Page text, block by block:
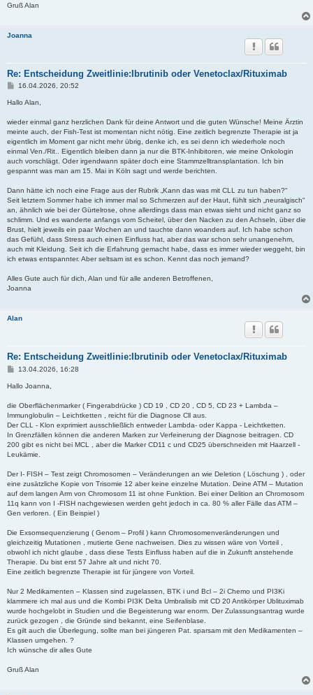
Gruß Alan
Joanna
Re: Entscheidung Zweitlinie:Ibrutinib oder Venetoclax/Rituximab
B
i
g
16.04.2026, 20:52
Hallo Alan,
wieder einmal ganz herzlichen Dank für deine Antwort und die guten Wünsche! Meine Ärztin
meinte auch, der Fish-Test ist momentan nicht nötig. Eine zeitlich begrenzte Therapie ist ja
eigentlich im Moment gar nicht mehr übrig, denke ich, es sei denn ich wiederhole noch
einmal Ven./Rit.. Eigentlich bleiben dann ja nur die BTK-Inhibitoren, wie meine Onkologin
auch vorschlägt. Oder irgendwann später doch eine Stammzelltransplantation. Ich bin
gespannt was man am 15. Mai in Köln sagt und werde berichten.
Dann hätte ich noch eine Frage aus der Rubrik „Kann das was mit CLL zu tun haben?“
Seit letztem Sommer habe ich immer mal so Schmerzen auf der Haut, fühlt sich „neuralgisch“
an, ähnlich wie bei der Gürtelrose, ohne allerdings dass man etwas sieht und nicht ganz so
schlimm. Und es wanderte anfangs vom Scheitel, über den Nacken zu den Achseln, über die
Brust, hielt jeweils ein paar Wochen an und tauchte dann woanders auf. Ich habe schon
das Gefühl, dass Stress auch einen Einfluss hat, aber das war schon sehr unangenehm,
auch mit Kleidung. Seit ich die Erfahrung gemacht habe, dass es immer wieder weggeht, bin
ich etwas entspannter. Aber seltsam ist es schon. Kennt das noch jemand?
Alles Gute auch für dich, Alan und für alle anderen Betroffenen,
Joanna
Alan
Re: Entscheidung Zweitlinie:Ibrutinib oder Venetoclax/Rituximab
B
i
a
g
13.04.2026, 16:28
Hallo Joanna,
die Oberflächenmarker ( Fingerabdrücke ) CD 19 , CD 20 , CD 5, CD 23 + Lambda –
Immunglobulin – Leichtketten , reicht für die Diagnose Cll aus.
Der CLL - Klon exprimiert ausschließlich entweder Lambda- oder Kappa - Leichtketten.
In Grenzfällen können die anderen Marken zur Verfeinerung der Diagnose beitragen. CD
200 gibt es nicht bei MCL , aber die Marker CD11 c und CD25 überschneiden mit Haarzell -
Leukämie.
Der I- FISH – Test zeigt Chromosomen – Veränderungen an wie Deletion ( Löschung ) , oder
eine zusätzliche Kopie von Trisomie 12 aber keine einzelne Mutation. Deine ATM – Mutation
auf dem langen Arm von Chromosom 11 ist ohne Funktion. Bei einer Delition an Chromosom
11q kann von I -FISH nachgewiesen werden geht jedoch in ca. 80 % aller Fälle das ATM –
Gen verloren. ( Ein Beispiel )
Die Exsomsequenzierung ( Genom – Profil ) kann Chromosomenveränderungen und
gleichzeitig Mutationen , mutierte Gene nachweisen. Dies zu wissen wäre von Vorteil ,
obwohl ich nicht glaube , dass diese Tests Einfluss haben auf die in Zukunft anstehende
Therapie. Du bist erst 57 Jahre alt und nicht 70.
Eine zeitlich begrenzte Therapie ist für jüngere von Vorteil.
Nur 2 Medikamenten – Klassen sind zugelassen, BTK i und Bcl – 2i Chemo und PI3Ki
klammere ich mal aus und die Kombi PI3K Delta Umbralisib mit CD 20 Antikörper Ublituximab
wurde hochgelobt in Studien und die Begeisterung war enorm. Der Zulassungsantrag wurde
zurück gezogen , die Gründe sind bekannt, eine Seifenblase.
Es gilt auch die Überlegung, sollte man bei jüngeren Pat. sparsam mit den Medikamenten –
Klassen umgehen. ?
Ich wünsche dir alles Gute
Gruß Alan